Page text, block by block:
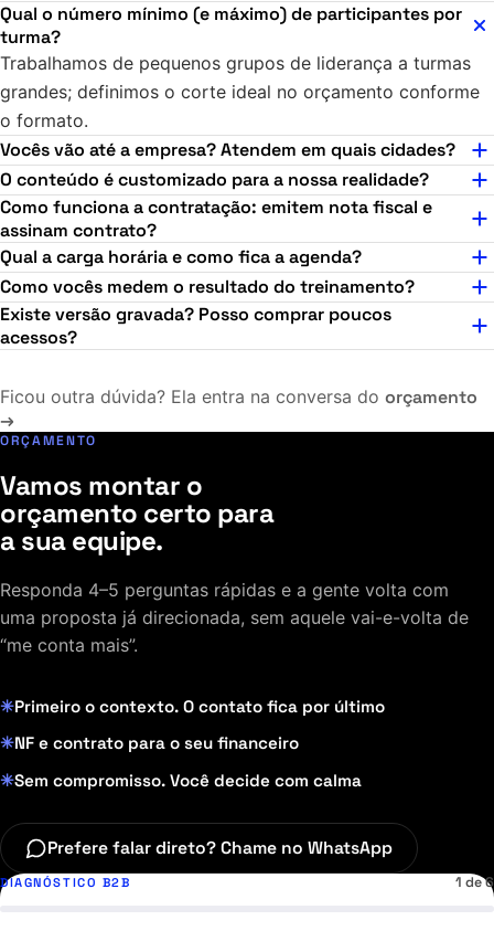
Qual o número mínimo (e máximo) de participantes por
turma?
Trabalhamos de pequenos grupos de liderança a turmas
grandes; definimos o corte ideal no orçamento conforme
o formato.
Vocês vão até a empresa? Atendem em quais cidades?
O conteúdo é customizado para a nossa realidade?
Como funciona a contratação: emitem nota fiscal e
assinam contrato?
Qual a carga horária e como fica a agenda?
Como vocês medem o resultado do treinamento?
Existe versão gravada? Posso comprar poucos
acessos?
Ficou outra dúvida? Ela entra na conversa do orçamento
→
ORÇAMENTO
Vamos montar o
orçamento certo para
a sua equipe.
Responda 4–5 perguntas rápidas e a gente volta com
uma proposta já direcionada, sem aquele vai-e-volta de
“me conta mais”.
Primeiro o contexto. O contato fica por último
NF e contrato para o seu financeiro
Sem compromisso. Você decide com calma
Prefere falar direto? Chame no WhatsApp
DIAGNÓSTICO B2B 1 de 6